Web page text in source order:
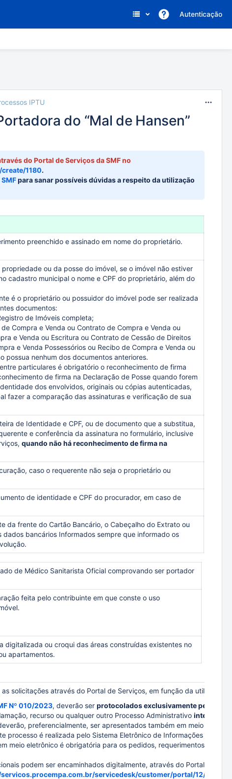
Autenticação
IPTU
o
fim
o
começodo “Mal de Hansen”
do Portal de Serviços da SMF no
1180.
para sanar possíveis dúvidas a respeito da utilização
preenchido e assinado em nome do proprietário.
propriedade ou da posse do imóvel, se o imóvel não estiver
cadastro municipal o nome e CPF do proprietário, além do
é o proprietário ou possuidor do imóvel pode ser realizada
documentos:
de Imóveis completa;
Compra e Venda ou Contrato de Compra e Venda ou
e Venda ou Escritura ou Contrato de Cessão de Direitos
e Venda Possessórios ou Recibo de Compra e Venda ou
possua nenhum dos documentos anteriores.
particulares é obrigatório o reconhecimento de firma
de firma na Declaração de Posse quando forem
dos envolvidos, originais ou cópias autenticadas,
fazer a comparação das assinaturas e verificação de sua
de Identidade e CPF, ou de documento que a substitua,
e conferência da assinatura no formulário, inclusive
quando não há reconhecimento de firma na
caso o requerente não seja o proprietário ou
de identidade e CPF do procurador, em caso de
da frente do Cartão Bancário, o Cabeçalho do Extrato ou
bancários Informados sempre que informado os
de Médico Sanitarista Oficial comprovando ser portador
feita pelo contribuinte em que conste o uso
digitalizada ou croqui das áreas construídas existentes no
apartamentos.
solicitações através do Portal de Serviços, em função da utilização
Nº 010/2023, deverão ser protocolados exclusivamente pelo
recurso ou qualquer outro Processo Administrativo interposto
preferencialmente, ser apresentados também em meio digital,
processo é realizada pelo Sistema Eletrônico de Informações - SEI.
meio eletrônico é obrigatória para os pedidos, requerimentos,
podem ser encaminhados digitalmente, através do Portal de
servicedesk/customer/portal/12/create/